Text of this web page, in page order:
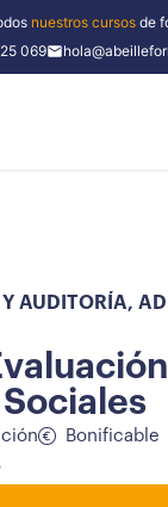
nuestros cursosde
069
AUDITORÍA,
Bonificable